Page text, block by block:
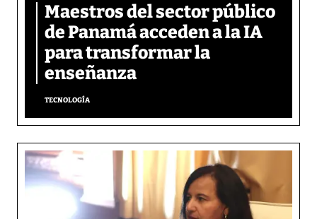
Maestros del sector público
de Panamá acceden a la IA
para transformar la
enseñanza
TECNOLOGÍA